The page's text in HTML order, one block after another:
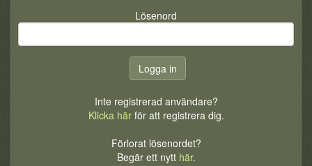
Lösenord
Inte registrerad användare?
Klicka härför att registrera dig.
Förlorat lösenordet?
Begär ett nytt här.